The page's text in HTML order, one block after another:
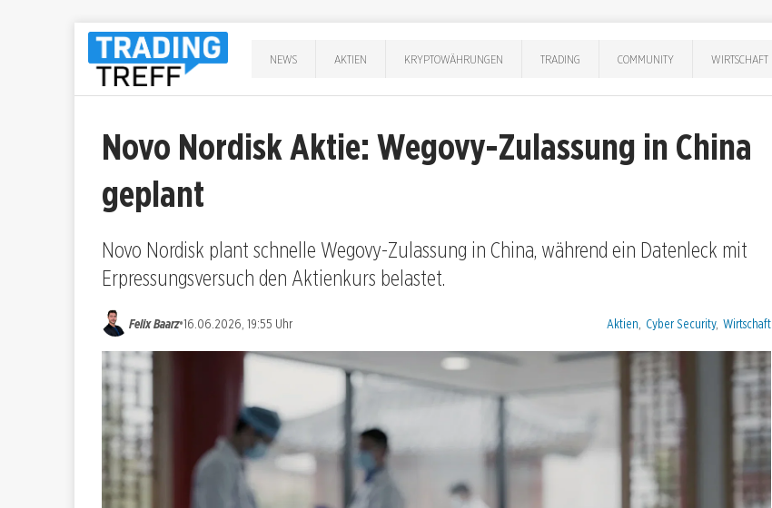
NEWS AKTIEN KRYPTOWÄHRUNGEN TRADING COMMUNITY WIRTSCHAFT
Novo Nordisk Aktie: Wegovy-Zulassung in China
geplant
Novo Nordisk plant schnelle Wegovy-Zulassung in China, während ein Datenleck mit
Erpressungsversuch den Aktienkurs belastet.
Felix Baarz•16.06.2026, 19:55 Uhr Kategorien:
Aktien Cyber Security, Wirtschaft